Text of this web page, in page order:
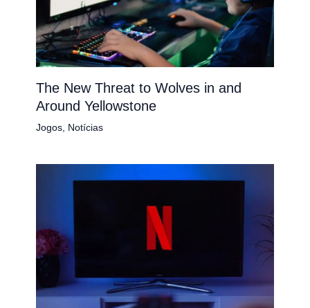
The New Threat to Wolves in and
Around Yellowstone
Jogos, Notícias